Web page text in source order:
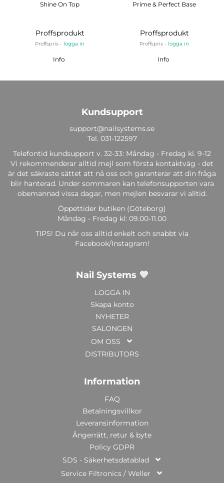
Shine On Top
Proffsprodukt
Proffspris - logga in
Info
Prime & Perfect Base
Proffsprodukt
Proffspris - logga in
Info
Kundsupport
support@nailsystems.se
Tel. 031-122597
Telefontid kundsupport v. 32-33: Måndag - Fredag kl. 9-12
Vi rekommenderar alltid mejl som första kontaktväg - det
är det säkraste sättet att nå oss och garanterar att din fråga
blir hanterad. Under sommaren kan telefonsupporten vara
obemannad vissa dagar, men mejlen besvarar vi alltid.
Öppettider butiken (Göteborg)
Måndag - Fredag kl: 09.00-11.00
TIPS! Du når oss alltid enkelt och snabbt via
Facebook/Instagram!
Nail Systems 💜
LOGGA IN
Skapa konto
NYHETER
SALONGEN
OM OSS
DISTRIBUTORS
Information
FAQ
Betalningsvillkor
Leveransinformation
Ångerrätt, retur & byte
Policy GDPR
SDS - Säkerhetsdatablad
Service Filtronics / Weller